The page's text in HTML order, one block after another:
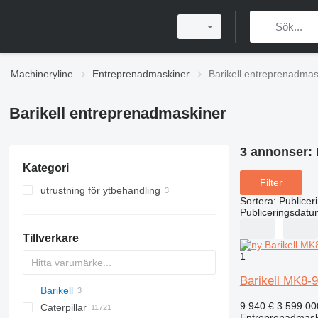
Machineryline Entreprenadmaskiner Barikell
Barikell entreprenadmaskiner
Kategori
utrustning för ytbehandling
Tillverkare
Titan
AL
AS
SP
SR
AX
X-Series
AFW
AP
HD
FlexiROC
ROC
1304
1404
400 - series
500 - series
BC
BF
Barikell
BG
BB
TW
463
GSH
Leonardo
AHK
K-series
CK
3.5
B-series
450
Caterpillar
3 annonser:
Filter
Sortera:
1
Barikell MK8-
9 940 € 3 599